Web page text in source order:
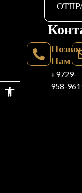
Открыть панель инструментов
Нам
+9729-
958-